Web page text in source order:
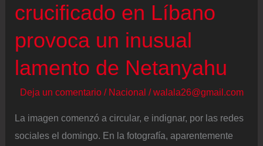
crucificado en Líbano
provoca un inusual
lamento de Netanyahu
Deja un comentario / Nacional /walala26@gmail.com
La imagen comenzó a circular, e indignar, por las redes
sociales el domingo. En la fotografía, aparentemente